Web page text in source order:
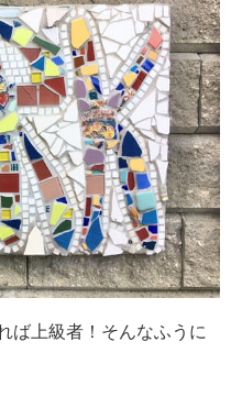
ば上級者！そんなふうに